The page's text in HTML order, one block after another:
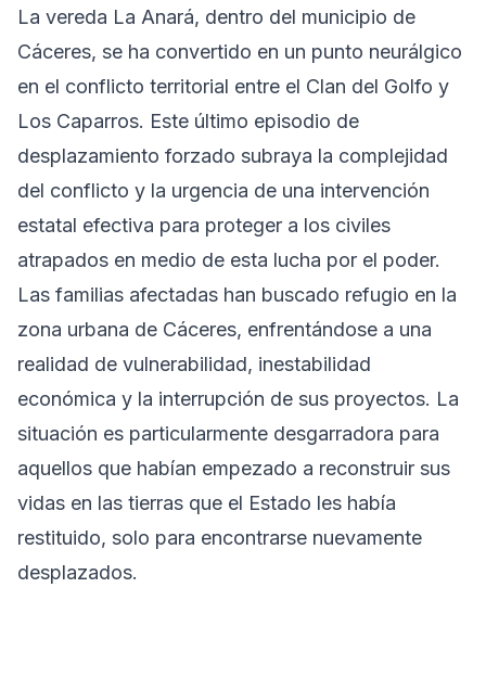
La vereda La Anará, dentro del municipio de
Cáceres, se ha convertido en un punto neurálgico
en el conflicto territorial entre el Clan del Golfo y
Los Caparros. Este último episodio de
desplazamiento forzado subraya la complejidad
del conflicto y la urgencia de una intervención
estatal efectiva para proteger a los civiles
atrapados en medio de esta lucha por el poder.
Las familias afectadas han buscado refugio en la
zona urbana de Cáceres, enfrentándose a una
realidad de vulnerabilidad, inestabilidad
económica y la interrupción de sus proyectos. La
situación es particularmente desgarradora para
aquellos que habían empezado a reconstruir sus
vidas en las tierras que el Estado les había
restituido, solo para encontrarse nuevamente
desplazados.